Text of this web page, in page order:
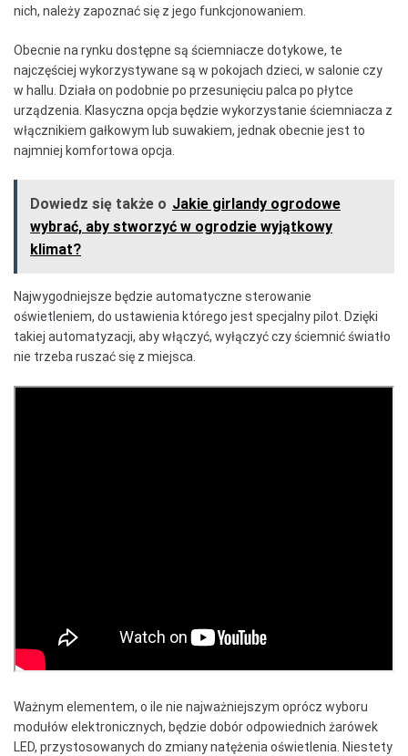
nich, należy zapoznać się z jego funkcjonowaniem.
Obecnie na rynku dostępne są ściemniacze dotykowe, te
najczęściej wykorzystywane są w pokojach dzieci, w salonie czy
w hallu. Działa on podobnie po przesunięciu palca po płytce
urządzenia. Klasyczna opcja będzie wykorzystanie ściemniacza z
włącznikiem gałkowym lub suwakiem, jednak obecnie jest to
najmniej komfortowa opcja.
Dowiedz się także o Jakie girlandy ogrodowe
wybrać, aby stworzyć w ogrodzie wyjątkowy
klimat?
Najwygodniejsze będzie automatyczne sterowanie
oświetleniem, do ustawienia którego jest specjalny pilot. Dzięki
takiej automatyzacji, aby włączyć, wyłączyć czy ściemnić światło
nie trzeba ruszać się z miejsca.
Ważnym elementem, o ile nie najważniejszym oprócz wyboru
modułów elektronicznych, będzie dobór odpowiednich żarówek
LED, przystosowanych do zmiany natężenia oświetlenia. Niestety